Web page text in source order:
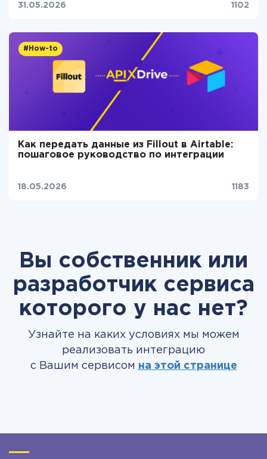
31.05.2026 1102
#How-to
Как передать данные из Fillout в Airtable:
пошаговое руководство по интеграции
18.05.2026 1183
Вы собственник или
разработчик сервиса
которого у нас нет?
Узнайте на каких условиях мы можем
реализовать интеграцию
с Вашим сервисом на этой странице